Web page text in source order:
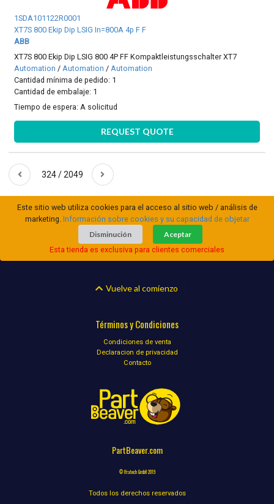
1SDA101122R0001
XT7S 800 Ekip Dip LSIG In=800A 4p F F
ABB
XT7S 800 Ekip Dip LSIG 800 4P FF Kompaktleistungsschalter XT7
Automation /Automation /Automation
Cantidad mínima de pedido: 1
Cantidad de embalaje: 1
Tiempo de espera:A solicitud
REQUEST QUOTE
324 / 2049
Este sitio web utiliza cookies para el acceso al sitio web / análisis de
marketing. Información sobre cookies y su capacidad de objetar
Disminución
Aceptar
Esta tienda es exclusiva para clientes comerciales
Vuelve al comienzo
Términos y Condiciones
Condiciones de venta
Declaracion de privacidad
Contacto
PartBeaver.com
© Ifratech GmbH 2019
Todos los derechos reservados